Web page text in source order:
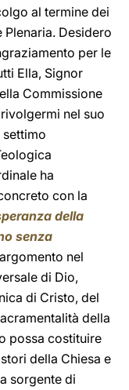
al termine dei
Plenaria. Desidero
per le
Ella, Signor
Commissione
nel suo
ha
con la
della
senza
nel
di Dio,
di Cristo, del
della
possa costituire
della Chiesa e
sorgente di